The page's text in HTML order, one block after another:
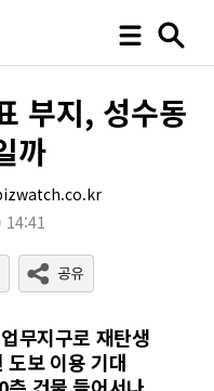
부지, 성수동
까
14:41
무지구로 재탄생
도보 이용 기대